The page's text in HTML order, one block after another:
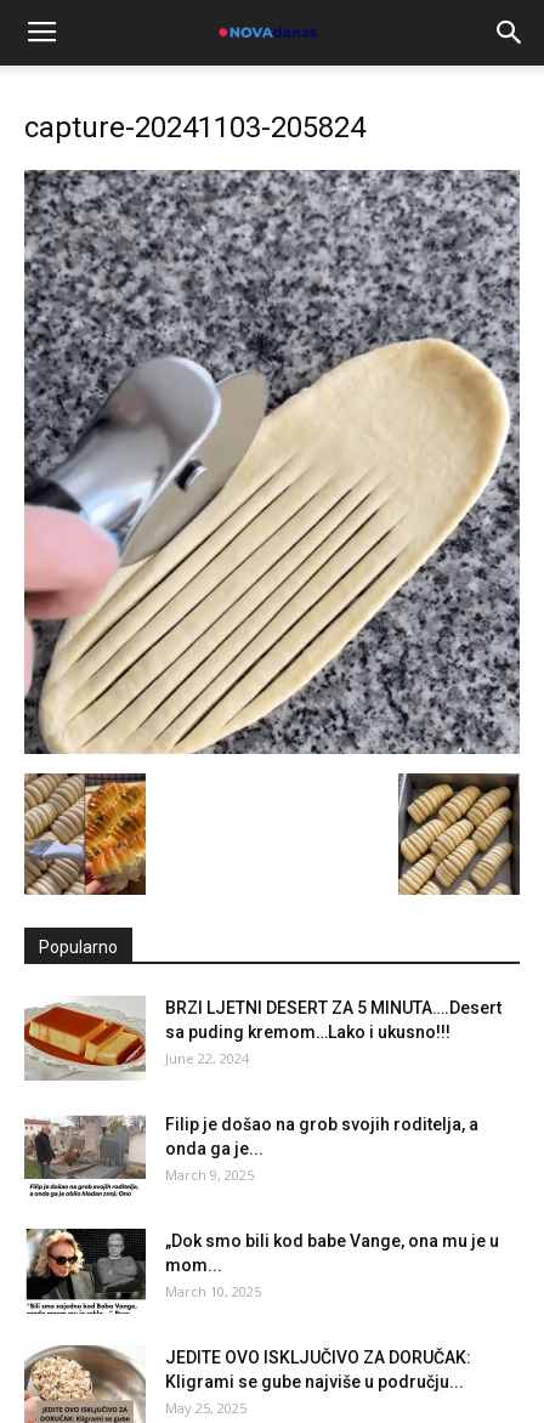
capture-20241103-205824
Popularno
BRZI LJETNI DESERT ZA 5 MINUTA….Desert
sa puding kremom…Lako i ukusno!!!
June 22, 2024
Filip je došao na grob svojih roditelja, a
onda ga je...
March 9, 2025
„Dok smo bili kod babe Vange, ona mu je u
mom...
March 10, 2025
JEDITE OVO ISKLJUČIVO ZA DORUČAK:
Kligrami se gube najviše u području...
May 25, 2025